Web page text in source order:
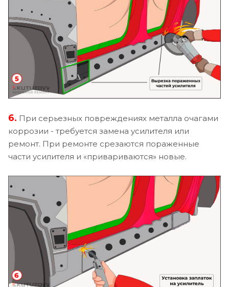
6. При серьезных повреждениях металла очагами
коррозии - требуется замена усилителя или
ремонт. При ремонте срезаются пораженные
части усилителя и «привариваются» новые.